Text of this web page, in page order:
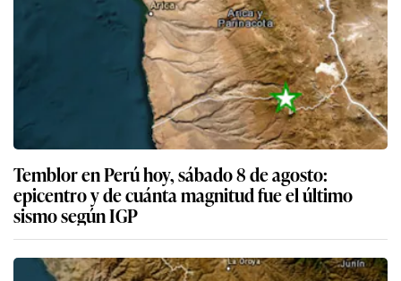
Temblor en Perú hoy, sábado 8 de agosto:
epicentro y de cuánta magnitud fue el último
sismo según IGP